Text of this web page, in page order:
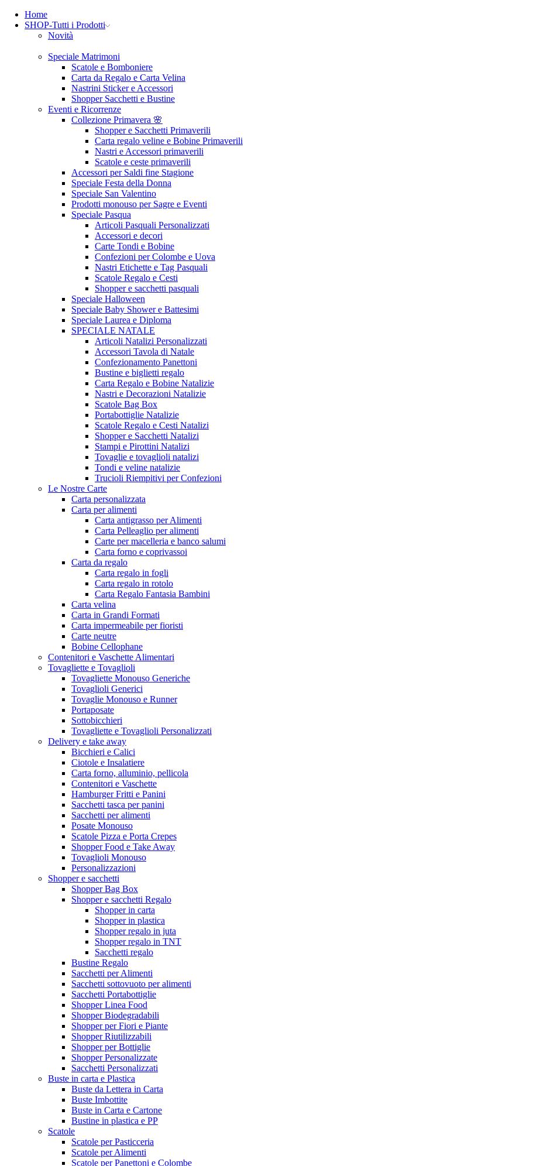
Home
SHOP-Tutti i Prodotti
Novità
Speciale Matrimoni
Scatole e Bomboniere
Carta da Regalo e Carta Velina
Nastrini Sticker e Accessori
Shopper Sacchetti e Bustine
Eventi e Ricorrenze
Collezione Primavera 🌸
Shopper e Sacchetti Primaverili
Carta regalo veline e Bobine Primaverili
Nastri e Accessori primaverili
Scatole e ceste primaverili
Accessori per Saldi fine Stagione
Speciale Festa della Donna
Speciale San Valentino
Prodotti monouso per Sagre e Eventi
Speciale Pasqua
Articoli Pasquali Personalizzati
Accessori e decori
Carte Tondi e Bobine
Confezioni per Colombe e Uova
Nastri Etichette e Tag Pasquali
Scatole Regalo e Cesti
Shopper e sacchetti pasquali
Speciale Halloween
Speciale Baby Shower e Battesimi
Speciale Laurea e Diploma
SPECIALE NATALE
Articoli Natalizi Personalizzati
Accessori Tavola di Natale
Confezionamento Panettoni
Bustine e biglietti regalo
Carta Regalo e Bobine Natalizie
Nastri e Decorazioni Natalizie
Scatole Bag Box
Portabottiglie Natalizie
Scatole Regalo e Cesti Natalizi
Shopper e Sacchetti Natalizi
Stampi e Pirottini Natalizi
Tovaglie e tovaglioli natalizi
Tondi e veline natalizie
Trucioli Riempitivi per Confezioni
Le Nostre Carte
Carta personalizzata
Carta per alimenti
Carta antigrasso per Alimenti
Carta Pelleaglio per alimenti
Carte per macelleria e banco salumi
Carta forno e coprivassoi
Carta da regalo
Carta regalo in fogli
Carta regalo in rotolo
Carta Regalo Fantasia Bambini
Carta velina
Carta in Grandi Formati
Carta impermeabile per fioristi
Carte neutre
Bobine Cellophane
Contenitori e Vaschette Alimentari
Tovagliette e Tovaglioli
Tovagliette Monouso Generiche
Tovaglioli Generici
Tovaglie Monouso e Runner
Portaposate
Sottobicchieri
Tovagliette e Tovaglioli Personalizzati
Delivery e take away
Bicchieri e Calici
Ciotole e Insalatiere
Carta forno, alluminio, pellicola
Contenitori e Vaschette
Hamburger Fritti e Panini
Sacchetti tasca per panini
Sacchetti per alimenti
Posate Monouso
Scatole Pizza e Porta Crepes
Shopper Food e Take Away
Tovaglioli Monouso
Personalizzazioni
Shopper e sacchetti
Shopper Bag Box
Shopper e sacchetti Regalo
Shopper in carta
Shopper in plastica
Shopper regalo in juta
Shopper regalo in TNT
Sacchetti regalo
Bustine Regalo
Sacchetti per Alimenti
Sacchetti sottovuoto per alimenti
Sacchetti Portabottiglie
Shopper Linea Food
Shopper Biodegradabili
Shopper per Fiori e Piante
Shopper Riutilizzabili
Shopper per Bottiglie
Shopper Personalizzate
Sacchetti Personalizzati
Buste in carta e Plastica
Buste da Lettera in Carta
Buste Imbottite
Buste in Carta e Cartone
Bustine in plastica e PP
Scatole
Scatole per Pasticceria
Scatole per Alimenti
Scatole per Panettoni e Colombe